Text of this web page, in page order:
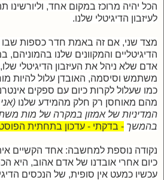
הכל יהיה מרוכז במקום אחד, וליורשינו
לעיזבון הדיגיטלי שלנו.
מצד שני, אם זה באמת חדר כספות שבו
הדיגיטליים והמקוונים שלנו
אדם שלא ניהל את העיזבון הדיגיטלי
משתמש וסיסמה, האובדן עלול להיות
כמו שעלול לקרות כיום עם ספקים
מהם מאוחסן רק חלק מהמידע שלנו
המדיניות של אמזון במקרה של מות
בהמשך - בדקתי - עדכון בתחתית
נקודה נוספת למחשבה: אחד הקשיים
כיום אחרי אובדנו של אדם אהוב, היא
עכשיו כמעט אין סופית, של הנכסים